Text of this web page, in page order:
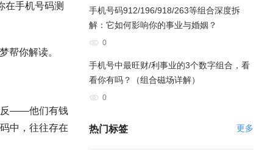
在手机号码测
帮你解读。
反——他们有钱
中，往往存在
手机号码912/196/918/263等组合深度拆
解：它如何影响你的事业与婚姻？
0
手机号中最旺财/利事业的3个数字组合，看
看你有吗？（组合磁场详解）
0
更多
热门标签